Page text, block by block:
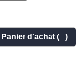
Panier d'achat ( )